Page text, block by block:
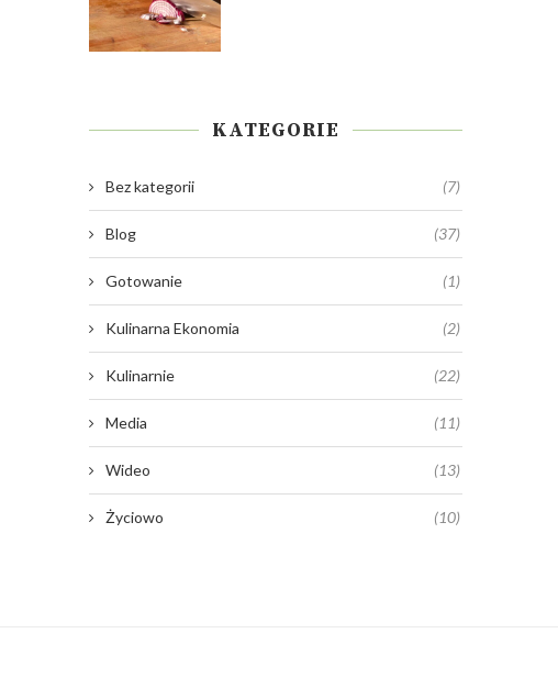
KATEGORIE
Bez kategorii (7)
Blog (37)
Gotowanie (1)
Kulinarna Ekonomia (2)
Kulinarnie (22)
Media (11)
Wideo (13)
Życiowo (10)